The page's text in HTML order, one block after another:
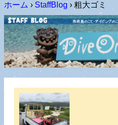
ホーム › StaffBlog › 粗大ゴミ